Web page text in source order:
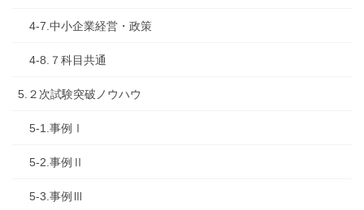
4-7.中小企業経営・政策
4-8.７科目共通
5.２次試験突破ノウハウ
5-1.事例Ⅰ
5-2.事例Ⅱ
5-3.事例Ⅲ